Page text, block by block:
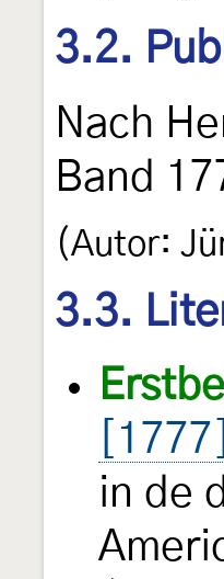
3.2.
Nach
Band
(Autor:
3.3.
[1777]
in de